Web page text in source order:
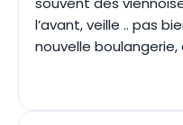
l’avant, veille .. pas
nouvelle